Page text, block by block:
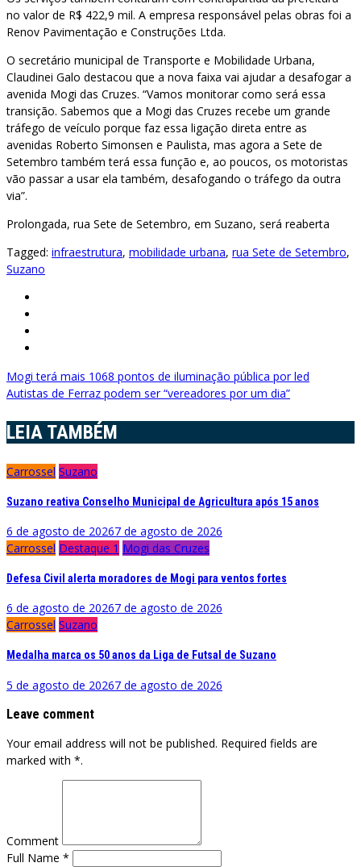
no valor de R$ 422,9 mil. A empresa responsável pelas obras foi a
Renov Pavimentação e Construções Ltda.
O secretário municipal de Transporte e Mobilidade Urbana,
Claudinei Galo destacou que a nova faixa vai ajudar a desafogar a
avenida Mogi das Cruzes. “Vamos monitorar como será essa
transição. Sabemos que a Mogi das Cruzes recebe um grande
tráfego de veículo porque faz essa ligação direta entre as
avenidas Roberto Simonsen e Paulista, mas agora a Sete de
Setembro também terá essa função e, ao poucos, os motoristas
vão passar a usar ela também, desafogando o tráfego da outra
via”.
Prolongada, rua Sete de Setembro, em Suzano, será reaberta
Tagged: infraestrutura, mobilidade urbana, rua Sete de Setembro,
Suzano
Navegação
de
Post
Mogi terá mais 1068 pontos de iluminação pública por led
Autistas de Ferraz podem ser “vereadores por um dia”
LEIA TAMBÉM
Carrossel Suzano
Suzano reativa Conselho Municipal de Agricultura após 15 anos
6 de agosto de 20267 de agosto de 2026
Carrossel Destaque 1 Mogi das Cruzes
Defesa Civil alerta moradores de Mogi para ventos fortes
6 de agosto de 20267 de agosto de 2026
Carrossel Suzano
Medalha marca os 50 anos da Liga de Futsal de Suzano
5 de agosto de 20267 de agosto de 2026
Leave comment
Your email address will not be published. Required fields are
marked with *.
Comment
Full Name *